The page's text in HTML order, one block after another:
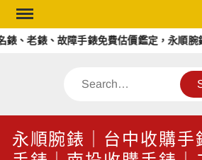
Skip
to
content
錶、故障手錶免費估價鑑定，永順腕錶
Search
永順腕錶｜台中收購手